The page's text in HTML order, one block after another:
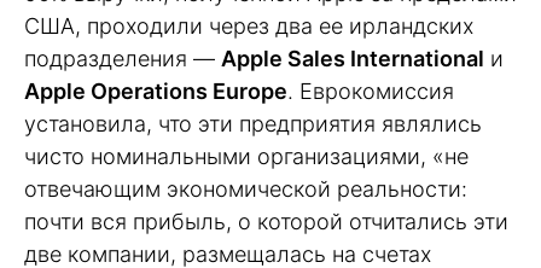
США, проходили через два ее ирландских
подразделения — Apple Sales International и
Apple Operations Europe. Еврокомиссия
установила, что эти предприятия являлись
чисто номинальными организациями, «не
отвечающим экономической реальности:
почти вся прибыль, о которой отчитались эти
две компании, размещалась на счетах